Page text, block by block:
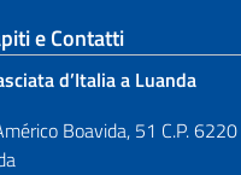
footer
e Contatti
d’Italia a Luanda
Boavida, 51 C.P. 6220